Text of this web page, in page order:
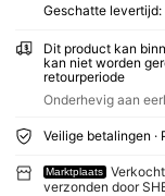
Geschatte levertijd:
Dit product kan
kan niet worden
retourperiode
Onderhevig aan
Veilige betalingen
Marktplaats
verzonden door